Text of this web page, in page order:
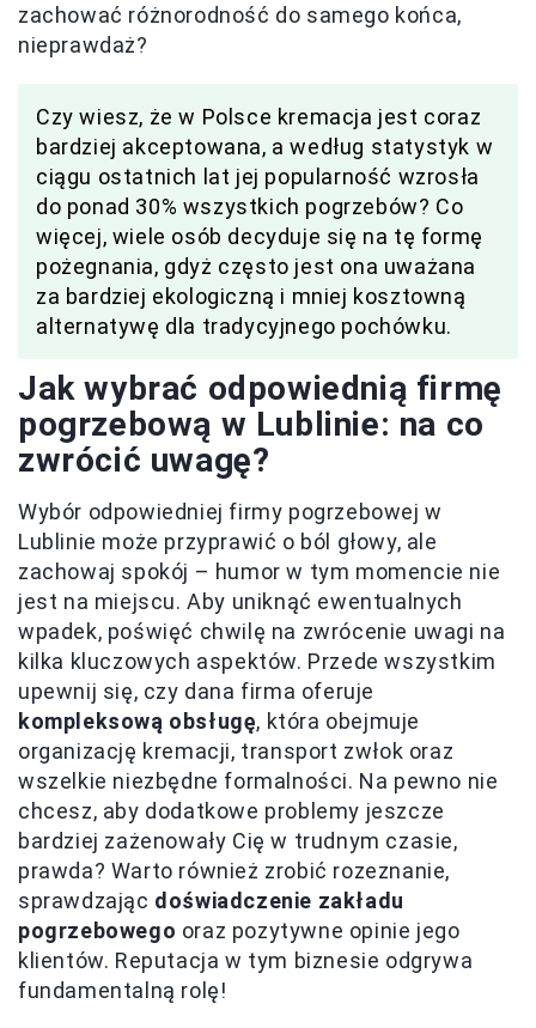
zachować różnorodność do samego końca,
nieprawdaż?
Czy wiesz, że w Polsce kremacja jest coraz
bardziej akceptowana, a według statystyk w
ciągu ostatnich lat jej popularność wzrosła
do ponad 30% wszystkich pogrzebów? Co
więcej, wiele osób decyduje się na tę formę
pożegnania, gdyż często jest ona uważana
za bardziej ekologiczną i mniej kosztowną
alternatywę dla tradycyjnego pochówku.
Jak wybrać odpowiednią firmę
pogrzebową w Lublinie: na co
zwrócić uwagę?
Wybór odpowiedniej firmy pogrzebowej w
Lublinie może przyprawić o ból głowy, ale
zachowaj spokój – humor w tym momencie nie
jest na miejscu. Aby uniknąć ewentualnych
wpadek, poświęć chwilę na zwrócenie uwagi na
kilka kluczowych aspektów. Przede wszystkim
upewnij się, czy dana firma oferuje
kompleksową obsługę, która obejmuje
organizację kremacji, transport zwłok oraz
wszelkie niezbędne formalności. Na pewno nie
chcesz, aby dodatkowe problemy jeszcze
bardziej zażenowały Cię w trudnym czasie,
prawda? Warto również zrobić rozeznanie,
sprawdzając doświadczenie zakładu
pogrzebowego oraz pozytywne opinie jego
klientów. Reputacja w tym biznesie odgrywa
fundamentalną rolę!